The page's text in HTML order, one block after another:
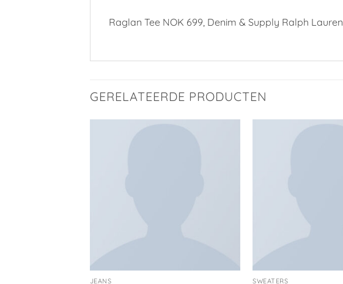
Raglan Tee NOK 699, Denim & Supply Ralph Lauren
GERELATEERDE PRODUCTEN
JEANS SWEATERS